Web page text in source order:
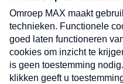
uw mailbox.